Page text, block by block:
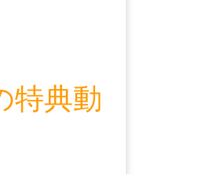
特典動